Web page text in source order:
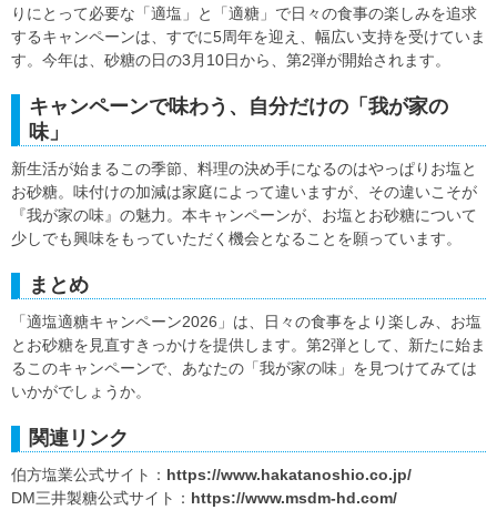
りにとって必要な「適塩」と「適糖」で日々の食事の楽しみを追求
するキャンペーンは、すでに5周年を迎え、幅広い支持を受けていま
す。今年は、砂糖の日の3月10日から、第2弾が開始されます。
キャンペーンで味わう、自分だけの「我が家の
味」
新生活が始まるこの季節、料理の決め手になるのはやっぱりお塩と
お砂糖。味付けの加減は家庭によって違いますが、その違いこそが
『我が家の味』の魅力。本キャンペーンが、お塩とお砂糖について
少しでも興味をもっていただく機会となることを願っています。
まとめ
「適塩適糖キャンペーン2026」は、日々の食事をより楽しみ、お塩
とお砂糖を見直すきっかけを提供します。第2弾として、新たに始ま
るこのキャンペーンで、あなたの「我が家の味」を見つけてみては
いかがでしょうか。
関連リンク
伯方塩業公式サイト： https://www.hakatanoshio.co.jp/
DM三井製糖公式サイト： https://www.msdm-hd.com/